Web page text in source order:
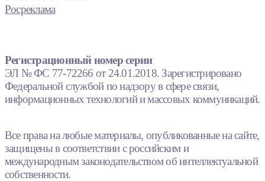
Росреклама
Регистрационный номер серии
ЭЛ № ФС 77-72266 от 24.01.2018. Зарегистрировано
Федеральной службой по надзору в сфере связи,
информационных технологий и массовых коммуникаций.
Все права на любые материалы, опубликованные на сайте,
защищены в соответствии с российским и
международным законодательством об интеллектуальной
собственности.